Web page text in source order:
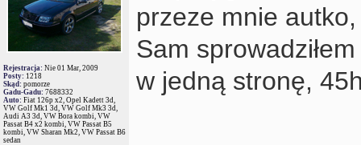
Rejestracja: Nie 01 Mar, 2009
Posty: 1218
Skąd: pomorze
Gadu-Gadu: 7688332
Auto: Fiat 126p x2, Opel Kadett 3d,
VW Golf Mk1 3d, VW Golf Mk3 3d,
Audi A3 3d, VW Bora kombi, VW
Passat B4 x2 kombi, VW Passat B5
kombi, VW Sharan Mk2, VW Passat B6
sedan
przeze mnie
Sam
w jedną stronę,